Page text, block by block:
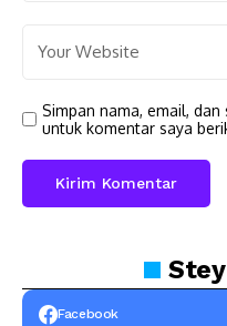
Simpan nama, email,
untuk komentar saya
Stey
Facebook